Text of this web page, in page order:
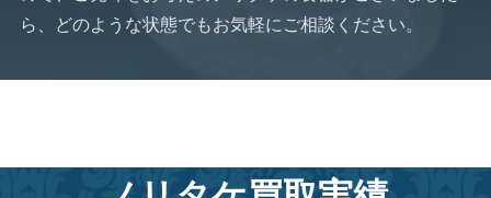
ら、どのような状態でもお気軽にご相談ください。